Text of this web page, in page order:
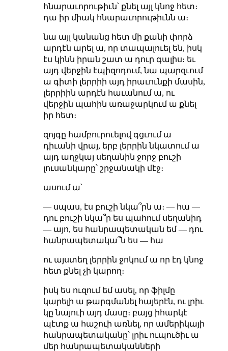
հնարաւորութիւն՝ քնել այլ կնոջ հետ։
դա իր միակ հնարաւորութիւնն ա։
նա այլ կանանց հետ մի քանի փորձ
արդէն արել ա, որ տապալուել են, իսկ
էս կինն իրան շատ ա դուր գալիս։ եւ
այդ վերջին էպիզոդում, նա պարզւում
ա գիտի լերրիի այդ իրաւունքի մասին,
լերրիին արդէն հաւանում ա, ու
վերջին պահին առաջարկում ա քնել
իր հետ։
զոյգը համբուրուելով գցւում ա
դիւանի վրայ, երբ լերրին նկատում ա
այդ աղջկայ սեղանին ջորջ բուշի
լուսանկարը՝ շրջանակի մէջ։
ասում ա՝
— սպաս, էս բուշի նկա՞րն ա։ — հա —
դու բուշի նկա՞ր ես պահում սեղանիդ
— այո, ես հանրապետական եմ — դու
հանրապետակա՞ն ես — հա
ու այստեղ լերրին ջոկում ա որ էդ կնոջ
հետ քնել չի կարող։
իսկ ես ուզում եմ ասել, որ ֆիլմը
կարելի ա թարգմանել հայերէն, ու լրիւ
կը նայուի այդ մասը։ բայց իհարկէ
պէտք ա հաշուի առնել, որ ամերիկայի
հանրապետականը՝ լրիւ ուպուծիւ ա
մեր հանրապետականների